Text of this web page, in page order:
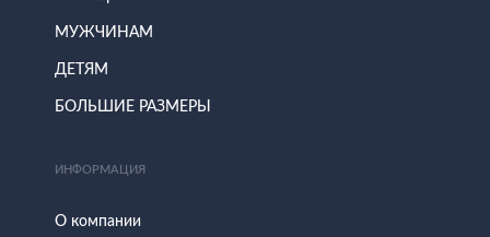
МУЖЧИНАМ
ДЕТЯМ
БОЛЬШИЕ РАЗМЕРЫ
ИНФОРМАЦИЯ
О компании